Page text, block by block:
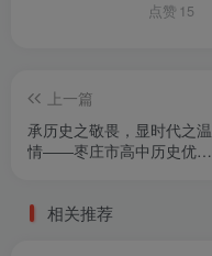
点赞 15
上一篇
承历史之敬畏，显时代之温
情――枣庄市高中历史优质
相关推荐